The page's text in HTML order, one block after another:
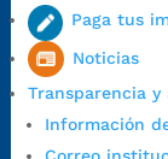
Paga tus
Noticias
Transparencia
Información
Código Postal:
Horario de
1:00 p.m. a 5:30
7:00 a.m. a 5:00
Horario de